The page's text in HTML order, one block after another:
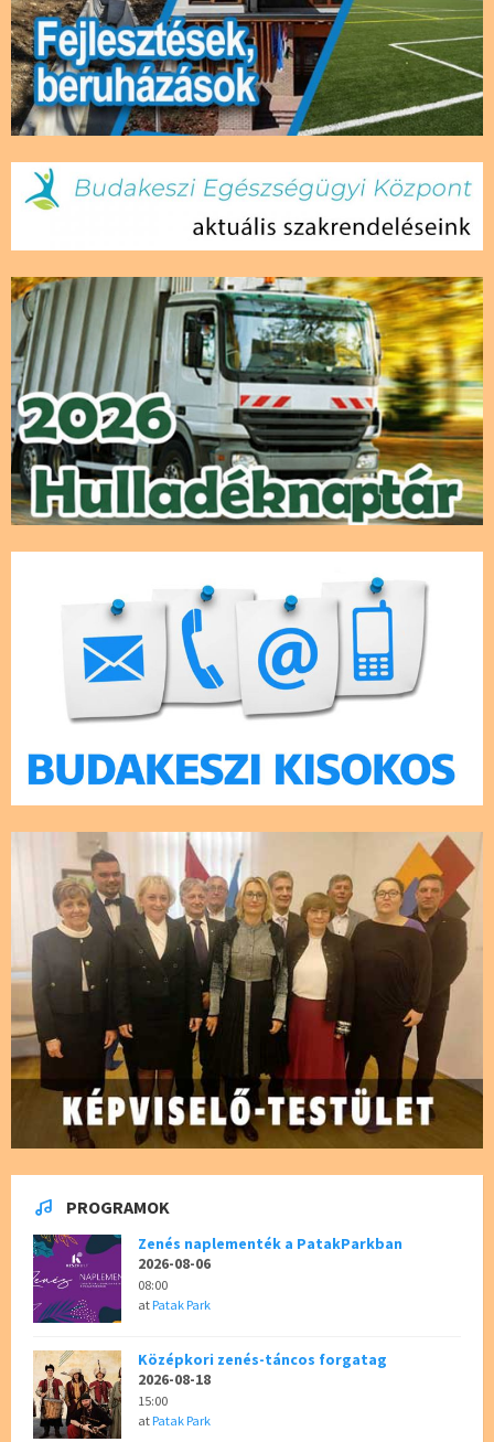
PROGRAMOK
Zenés naplementék a PatakParkban
2026-08-06
08:00
atPatak Park
Középkori zenés-táncos forgatag
2026-08-18
15:00
atPatak Park